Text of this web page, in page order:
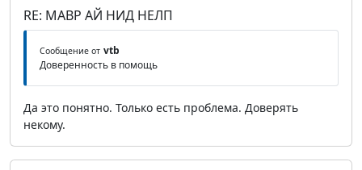
RE: МАВР АЙ НИД НЕЛП
Сообщение от vtb
Доверенность в помощь
Да это понятно. Только есть проблема. Доверять
некому.